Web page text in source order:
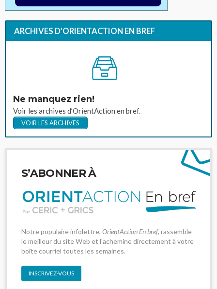
ARCHIVES D’ORIENTACTION EN BREF
Ne manquez rien!
Voir les archives d’OrientAction en bref.
VOIR LES ARCHIVES
S’ABONNER À
Notre populaire infolettre, OrientAction En bref, rassemble
le meilleur du site Web et l'achemine directement à votre
boîte courriel toutes les semaines.
INSCRIVEZ-VOUS